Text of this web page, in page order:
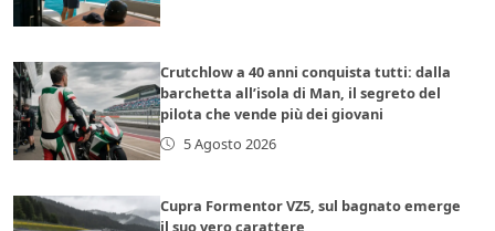
Crutchlow a 40 anni conquista tutti: dalla
barchetta all’isola di Man, il segreto del
pilota che vende più dei giovani
5 Agosto 2026
Cupra Formentor VZ5, sul bagnato emerge
il suo vero carattere